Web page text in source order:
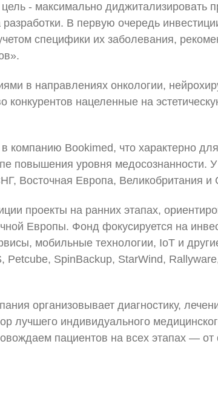
- максимально диджитализировать
В первую очередь
специфики их заболевания,
в направлениях онкологии,
конкурентов нацеленные на
Bookimed, что характерно
повышения уровня медосознанности.
Восточная Европа, Великобритания
проекты на ранних этапах,
Европы. Фонд фокусируется на
мобильные технологии, IoT и
SpinBackup, StarWind,
организовывает диагностику,
лучшего индивидуального
пациентов на всех этапах —